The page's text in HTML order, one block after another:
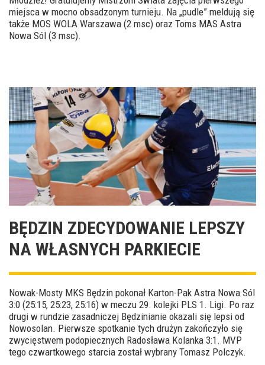
miejsca w mocno obsadzonym turnieju. Na „pudle” meldują się
także MOS WOLA Warszawa (2 msc) oraz Toms MAS Astra
Nowa Sól (3 msc).
BĘDZIN ZDECYDOWANIE LEPSZY
NA WŁASNYCH PARKIECIE
Nowak-Mosty MKS Będzin pokonał Karton-Pak Astra Nowa Sól
3:0 (25:15, 25:23, 25:16) w meczu 29. kolejki PLS 1. Ligi. Po raz
drugi w rundzie zasadniczej Będzinianie okazali się lepsi od
Nowosolan. Pierwsze spotkanie tych drużyn zakończyło się
zwycięstwem podopiecznych Radosława Kolanka 3:1. MVP
tego czwartkowego starcia został wybrany Tomasz Polczyk.